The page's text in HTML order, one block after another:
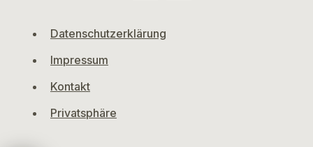
Datenschutzerklärung
Impressum
Kontakt
Privatsphäre